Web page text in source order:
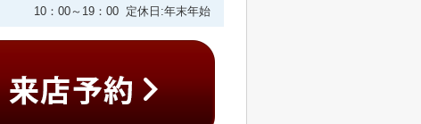
10：00～19：00 定休日:年末年始